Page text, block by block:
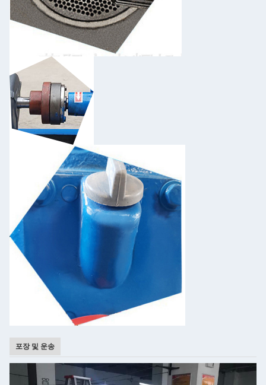
포장 및 운송